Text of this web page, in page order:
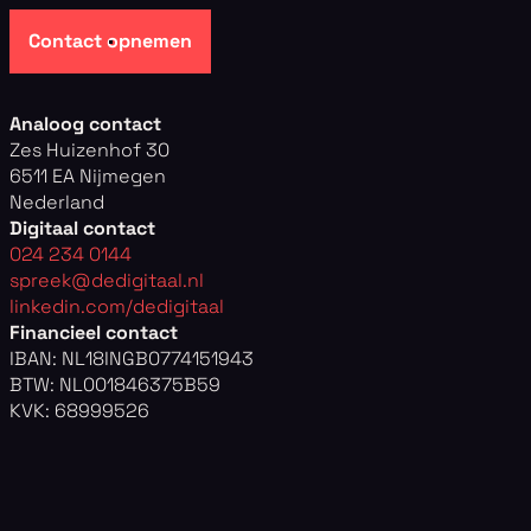
Contact opnemen
Analoog contact
Zes Huizenhof 30
6511 EA Nijmegen
Nederland
Digitaal contact
024 234 0144
spreek@dedigitaal.nl
linkedin.com/dedigitaal
Financieel contact
IBAN: NL18INGB0774151943
BTW: NL001846375B59
KVK: 68999526